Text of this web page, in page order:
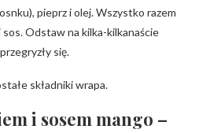
pieprz i olej. Wszystko razem
Odstaw na kilka-kilkanaście
się.
składniki wrapa.
i sosem mango –